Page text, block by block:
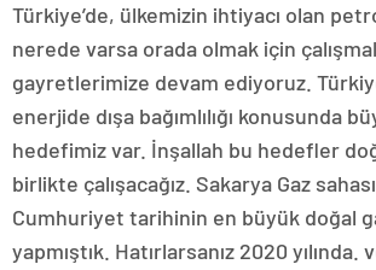
Türkiye’de, ülkemizin ihtiyacı olan
nerede varsa orada olmak için
gayretlerimize devam ediyoruz.
enerjide dışa bağımlılığı konusunda
hedefimiz var. İnşallah bu hedefler
birlikte çalışacağız. Sakarya Gaz
Cumhuriyet tarihinin en büyük doğal
yapmıştık. Hatırlarsanız 2020 yılında.